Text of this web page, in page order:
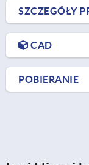
SZCZEGÓŁY
CAD
POBIERANIE